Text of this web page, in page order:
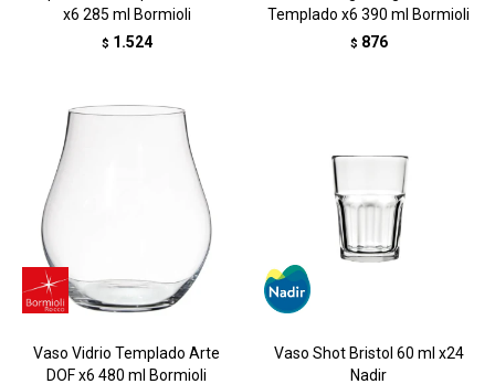
x6 285 ml Bormioli
$ 1.524
Templado x6 390 ml Bormioli
$ 876
Vaso Vidrio Templado Arte
DOF x6 480 ml Bormioli
Vaso Shot Bristol 60 ml x24
Nadir